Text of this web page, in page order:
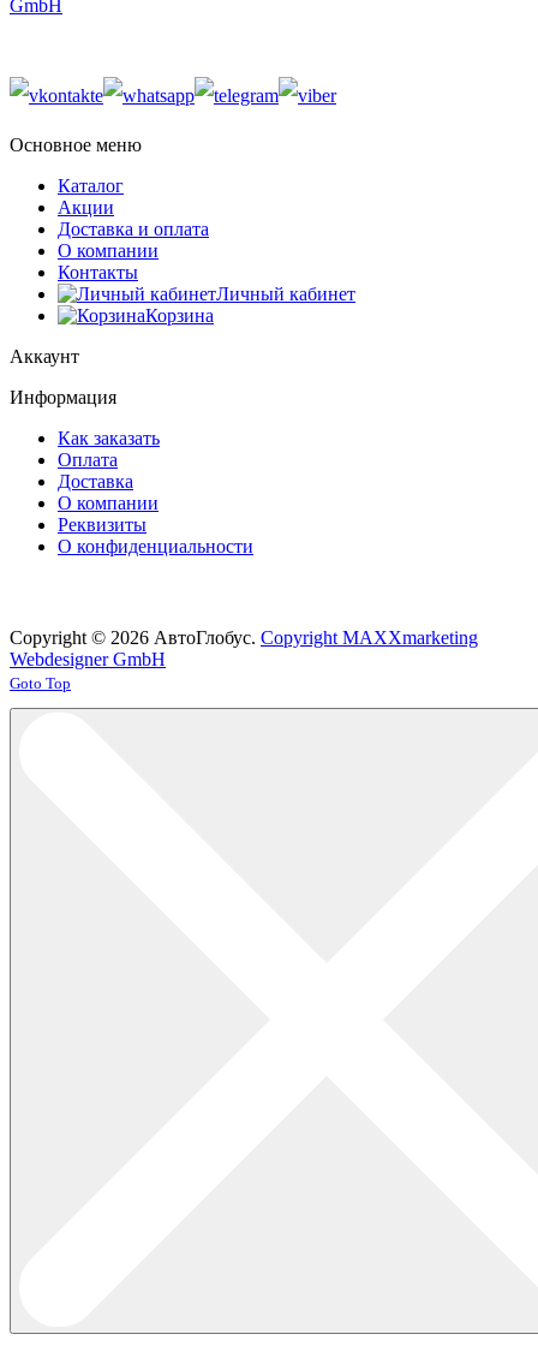
GmbH
Основное меню
Каталог
Акции
Доставка и оплата
О компании
Контакты
Личный кабинет
Корзина
Аккаунт
Информация
Как заказать
Оплата
Доставка
О компании
Реквизиты
О конфиденциальности
Copyright © 2026 АвтоГлобус. Copyright MAXXmarketing
Webdesigner GmbH
Joomla! 3 Templates
Goto Top